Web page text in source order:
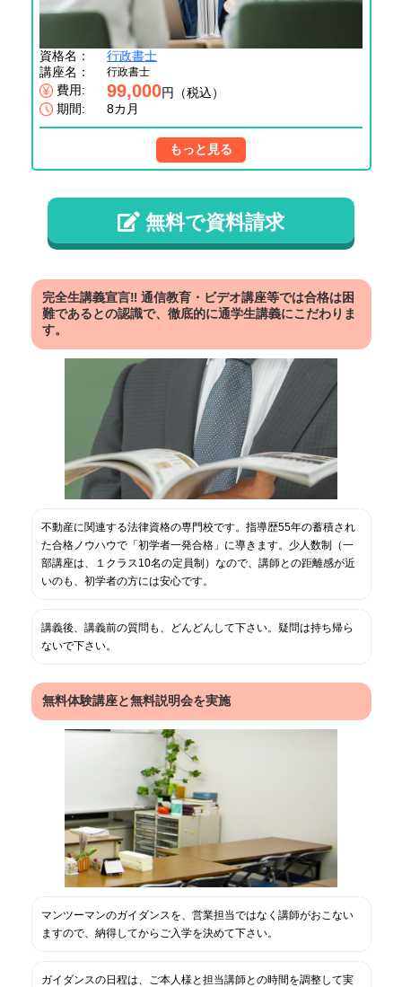
資格名：
行政書士
講座名：
行政書士
費用: 99,000円（税込）
期間:
8カ月
もっと見る
無料で資料請求
完全生講義宣言‼ 通信教育・ビデオ講座等では合格は困
難であるとの認識で、徹底的に通学生講義にこだわりま
す。
不動産に関連する法律資格の専門校です。指導歴55年の蓄積され
た合格ノウハウで「初学者一発合格」に導きます。少人数制（一
部講座は、１クラス10名の定員制）なので、講師との距離感が近
いのも、初学者の方には安心です。
講義後、講義前の質問も、どんどんして下さい。疑問は持ち帰ら
ないで下さい。
無料体験講座と無料説明会を実施
マンツーマンのガイダンスを、営業担当ではなく講師がおこない
ますので、納得してからご入学を決めて下さい。
ガイダンスの日程は、ご本人様と担当講師との時間を調整して実